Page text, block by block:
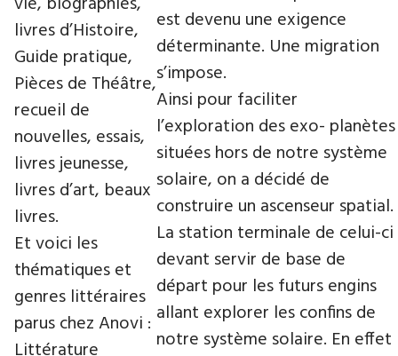
est devenu une exigence
déterminante. Une migration
s’impose.
Ainsi pour faciliter
l’exploration des exo- planètes
situées hors de notre système
solaire, on a décidé de
construire un ascenseur spatial.
La station terminale de celui-ci
devant servir de base de
départ pour les futurs engins
allant explorer les confins de
notre système solaire. En effet
livres d’Histoire,
Guide pratique,
Pièces de Théâtre,
recueil de
nouvelles, essais,
livres jeunesse,
livres d’art, beaux
livres.
Et voici les
thématiques et
genres littéraires
parus chez Anovi :